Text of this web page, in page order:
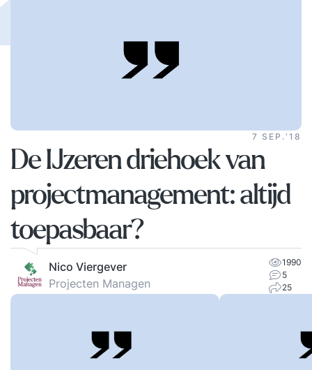
7 SEP.‘18
De IJzeren driehoek van
projectmanagement: altijd
toepasbaar?
Nico Viergever
Projecten Managen
1990
5
25